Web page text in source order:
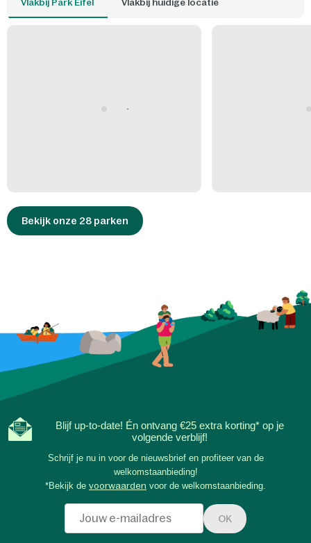
Vlakbij Park Eifel Vlakbij huidige locatie
Bekijk onze 28 parken
Blijf up-to-date! Én ontvang €25 extra korting* op je
volgende verblijf!
Schrijf je nu in voor de nieuwsbrief en profiteer van de
welkomstaanbieding!
*Bekijk de voorwaarden voor de welkomstaanbieding.
OK